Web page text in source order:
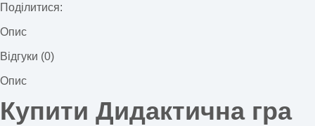
Поділитися:
Опис
Відгуки (0)
Опис
Купити Дидактична гра